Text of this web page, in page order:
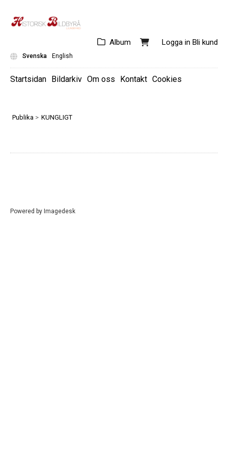
Logga in Bli kund
Album
Svenska English
Startsidan Bildarkiv Om oss Kontakt Cookies
Publika > KUNGLIGT
SVERIGE BERNADOTTE
DANMARK
Powered by Imagedesk